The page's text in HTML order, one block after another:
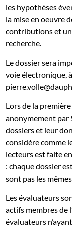
les hypothèses
la mise en oeuvre
contributions et
recherche.
Le dossier sera
voie électronique,
Lors de la
anonymement par
dossiers et leur
considère comme
lecteurs est faite
: chaque dossier
sont pas les
Les évaluateurs
actifs membres de
évaluateurs